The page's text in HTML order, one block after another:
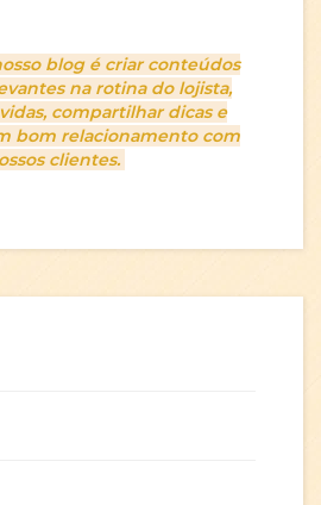
blog é criar conteúdos
na rotina do lojista,
compartilhar dicas e
bom relacionamento com
clientes.